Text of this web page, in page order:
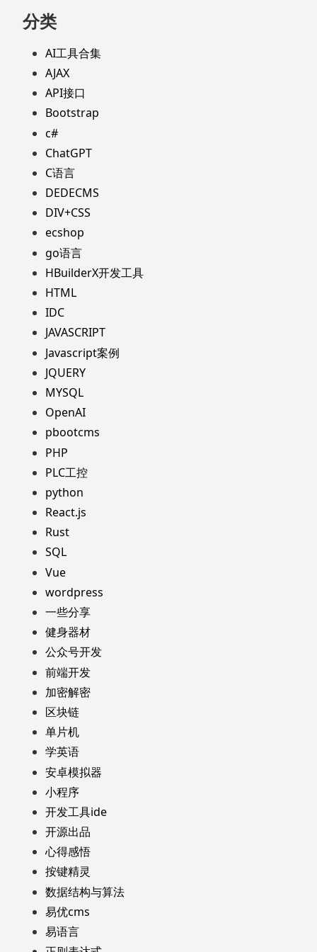
分类
AI工具合集
AJAX
API接口
Bootstrap
c#
ChatGPT
C语言
DEDECMS
DIV+CSS
ecshop
go语言
HBuilderX开发工具
HTML
IDC
JAVASCRIPT
Javascript案例
JQUERY
MYSQL
OpenAI
pbootcms
PHP
PLC工控
python
React.js
Rust
SQL
Vue
wordpress
一些分享
健身器材
公众号开发
前端开发
加密解密
区块链
单片机
学英语
安卓模拟器
小程序
开发工具ide
开源出品
心得感悟
按键精灵
数据结构与算法
易优cms
易语言